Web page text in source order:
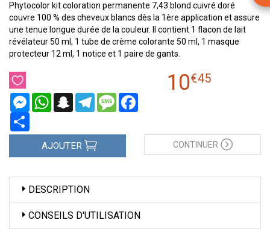
Phytocolor kit coloration permanente 7,43 blond cuivré doré
couvre 100 % des cheveux blancs dès la 1ère application et assure
une tenue longue durée de la couleur. Il contient 1 flacon de lait
révélateur 50 ml, 1 tube de crème colorante 50 ml, 1 masque
protecteur 12 ml, 1 notice et 1 paire de gants.
MessengerWhatsAppSnapchatTelegramMessage
10€45
AJOUTER CONTINUER
DESCRIPTION
CONSEILS D'UTILISATION